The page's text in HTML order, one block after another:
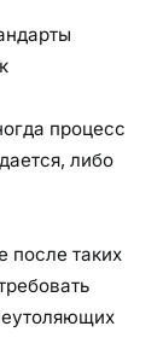
процесс
либо
после таких